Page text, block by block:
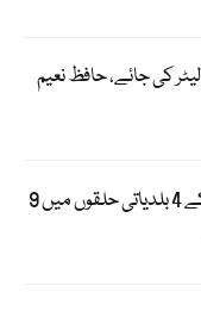
228 روپے فی لیٹر کی جائے، حافظ نعیم
الیکشن کمیشن نے بلوچستان کے 4 بلدیاتی حلقوں میں 9